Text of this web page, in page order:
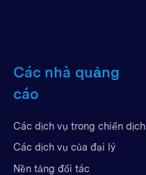
Các nhà quảng
cáo
Các dịch vụ trong chiến dịch
Các dịch vụ của đại lý
Nền tảng đối tác